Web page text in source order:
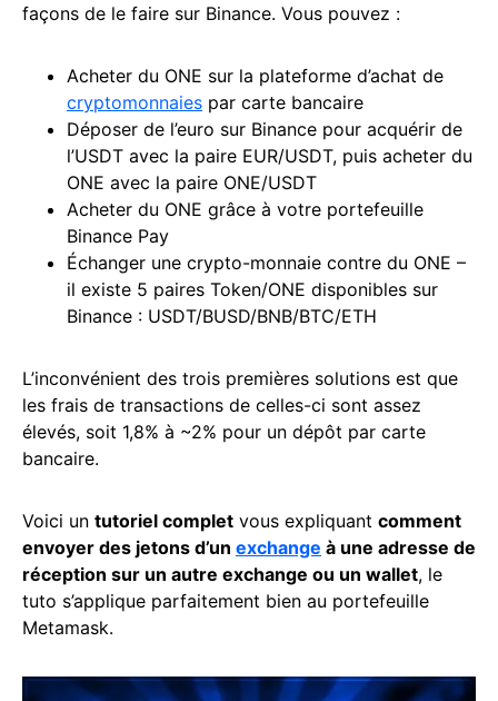
façons de le faire sur Binance. Vous pouvez :
Acheter du ONE sur la plateforme d’achat de
cryptomonnaies par carte bancaire
Déposer de l’euro sur Binance pour acquérir de
l’USDT avec la paire EUR/USDT, puis acheter du
ONE avec la paire ONE/USDT
Acheter du ONE grâce à votre portefeuille
Binance Pay
Échanger une crypto-monnaie contre du ONE –
il existe 5 paires Token/ONE disponibles sur
Binance : USDT/BUSD/BNB/BTC/ETH
L’inconvénient des trois premières solutions est que
les frais de transactions de celles-ci sont assez
élevés, soit 1,8% à ~2% pour un dépôt par carte
bancaire.
Voici un tutoriel complet vous expliquant comment
envoyer des jetons d’un exchange à une adresse de
réception sur un autre exchange ou un wallet, le
tuto s’applique parfaitement bien au portefeuille
Metamask.